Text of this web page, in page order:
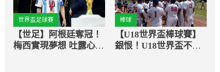
世界盃足球賽
【世足】阿根廷奪冠！
梅西實現夢想 吐露心
棒球
【U18世界盃棒球賽】
銀恨！U18世界盃不敵